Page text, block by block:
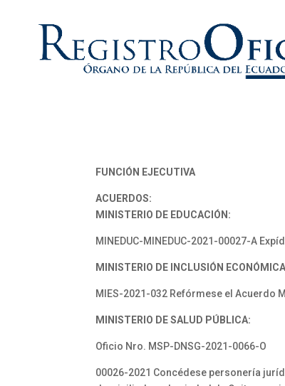
FUNCIÓN EJECUTIVA
ACUERDOS:
MINISTERIO DE EDUCACIÓN:
MINEDUC-MINEDUC-2021-00027-A
MINISTERIO DE INCLUSIÓN
MIES-2021-032 Refórmese el Acuerdo
MINISTERIO DE SALUD PÚBLICA:
Oficio Nro. MSP-DNSG-2021-0066-O
00026-2021 Concédese personería